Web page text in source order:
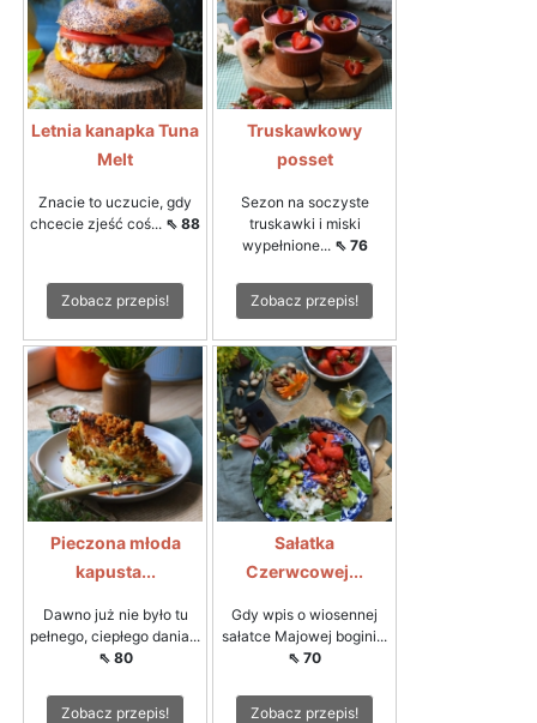
Letnia kanapka Tuna
Melt
Znacie to uczucie, gdy
chcecie zjeść coś... ⇖ 88
Zobacz przepis!
Truskawkowy
posset
Sezon na soczyste
truskawki i miski
wypełnione... ⇖ 76
Zobacz przepis!
Pieczona młoda
kapusta...
Dawno już nie było tu
pełnego, ciepłego dania...
⇖ 80
Zobacz przepis!
Sałatka
Czerwcowej...
Gdy wpis o wiosennej
sałatce Majowej bogini...
⇖ 70
Zobacz przepis!